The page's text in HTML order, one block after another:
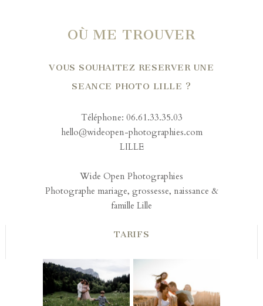
OÙ ME TROUVER
VOUS SOUHAITEZ RESERVER UNE
SEANCE PHOTO LILLE ?
Téléphone: 06.61.33.35.03
hello@wideopen-photographies.com
LILLE
Wide Open Photographies
Photographe mariage, grossesse, naissance &
famille Lille
TARIFS
PHOTOGRAPHE
FEMME
ENCEINTE
PHOTOGRAPHE
FAMILLE LES
SABLES